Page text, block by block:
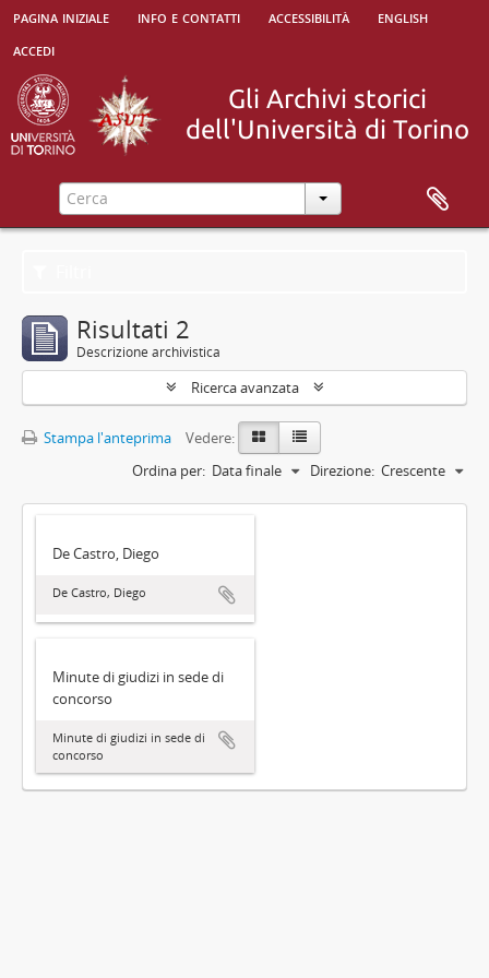
pagina iniziale info e contatti accessibilità
english
accedi
Risultati 2
Descrizione archivistica
Ricerca avanzata
Stampa l'anteprima
Vedere:
Ordina per: Data finale Direzione: Crescente
De Castro, Diego
De Castro, Diego
Minute di giudizi in sede di
concorso
Minute di giudizi in sede di
concorso